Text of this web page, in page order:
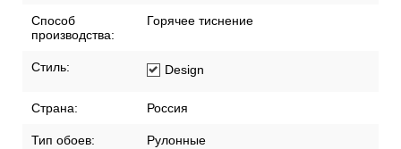
Способ
производства:
Горячее тиснение
Стиль: Design
Страна: Россия
Тип обоев: Рулонные